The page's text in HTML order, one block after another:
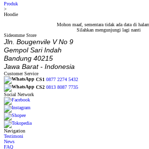
Produk
>
Hoodie
Mohon maaf, sementara tidak ada data di
Silahkan mengunjungi lagi nanti
Sideomme Store
Jln. Bougenvile V No 9
Gempol Sari Indah
Bandung 40215
Jawa Barat - Indonesia
Customer Service
CS1 0877 2274 5432
CS2 0813 8087 7735
Social Network
Navigation
Testimoni
News
FAQ